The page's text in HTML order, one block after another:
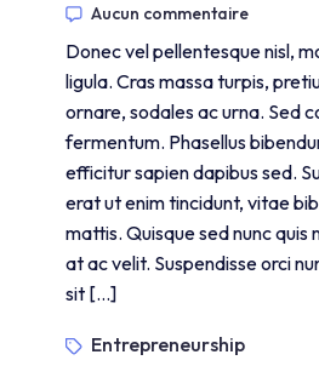
Aucun commentaire
Donec vel pellentesque nisl,
ligula. Cras massa turpis,
ornare, sodales ac urna. Sed
fermentum. Phasellus
efficitur sapien dapibus sed.
erat ut enim tincidunt, vitae
mattis. Quisque sed nunc quis
at ac velit. Suspendisse orci
sit […]
Entrepreneurship